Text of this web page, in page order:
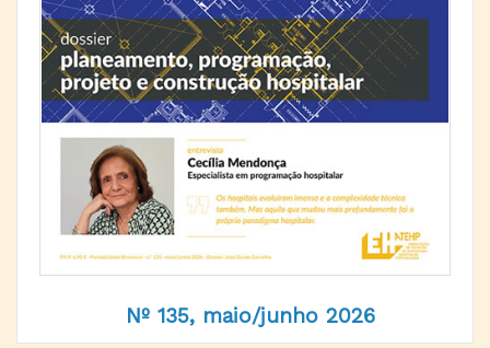
Nº 135, maio/junho 2026